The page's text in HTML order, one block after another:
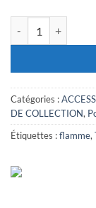
Catégories :
DE COLLECTION,
Étiquettes :flamme,